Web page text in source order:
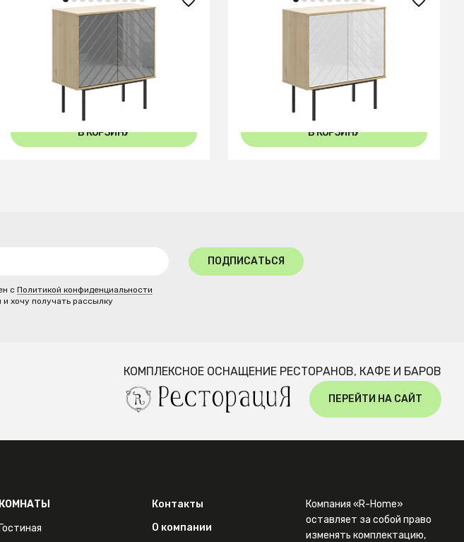
Шкаф Boho низкий
В КОРЗИНУ В КОРЗИНУ
с Политикой конфиденциальности
и хочу получать рассылку
ПОДПИСАТЬСЯ
КОМПЛЕКСНОЕ ОСНАЩЕНИЕ РЕСТОРАНОВ, КАФЕ И БАРОВ
ПЕРЕЙТИ НА САЙТ
КОМНАТЫ
Гостиная
Контакты
О компании
Компания «R-Home»
оставляет за собой право
изменять комплектацию,